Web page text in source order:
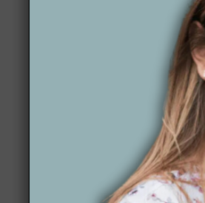
Czym
Terminowość –
Pełne wsparcie –
12 lat doświadczenia
Projektowanie online